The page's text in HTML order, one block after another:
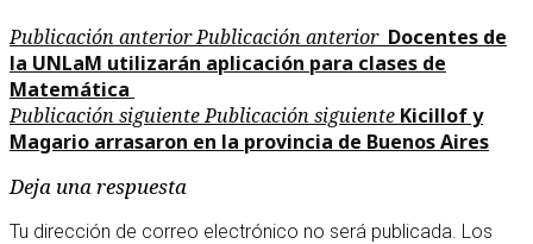
Publicación anteriorPublicación anterior Docentes de
la UNLaM utilizarán aplicación para clases de
Matemática
Publicación siguientePublicación siguiente Kicillof y
Magario arrasaron en la provincia de Buenos Aires
Deja una respuesta
Tu dirección de correo electrónico no será publicada. Los